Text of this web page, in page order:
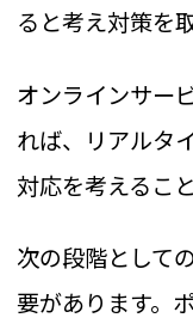
ると考え対策を
オンラインサー
れば、リアルタ
対応を考えるこ
次の段階として
要があります。